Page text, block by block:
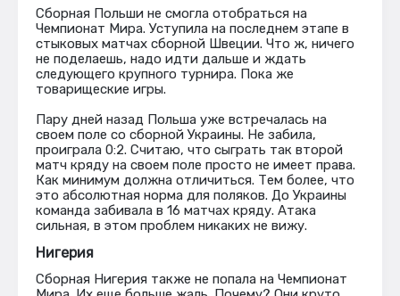
Сборная Польши не смогла отобраться на
Чемпионат Мира. Уступила на последнем этапе в
стыковых матчах сборной Швеции. Что ж, ничего
не поделаешь, надо идти дальше и ждать
следующего крупного турнира. Пока же
товарищеские игры.
Пару дней назад Польша уже встречалась на
своем поле со сборной Украины. Не забила,
проиграла 0:2. Считаю, что сыграть так второй
матч кряду на своем поле просто не имеет права.
Как минимум должна отличиться. Тем более, что
это абсолютная норма для поляков. До Украины
команда забивала в 16 матчах кряду. Атака
сильная, в этом проблем никаких не вижу.
Нигерия
Сборная Нигерия также не попала на Чемпионат